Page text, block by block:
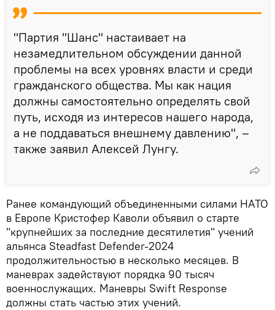
"Партия "Шанс" настаивает на
незамедлительном обсуждении данной
проблемы на всех уровнях власти и среди
гражданского общества. Мы как нация
должны самостоятельно определять свой
путь, исходя из интересов нашего народа,
а не поддаваться внешнему давлению", –
также заявил Алексей Лунгу.
Ранее командующий объединенными силами НАТО
в Европе Кристофер Каволи объявил о старте
"крупнейших за последние десятилетия" учений
альянса Steadfast Defender-2024
продолжительностью в несколько месяцев. В
маневрах задействуют порядка 90 тысяч
военнослужащих. Маневры Swift Response
должны стать частью этих учений.